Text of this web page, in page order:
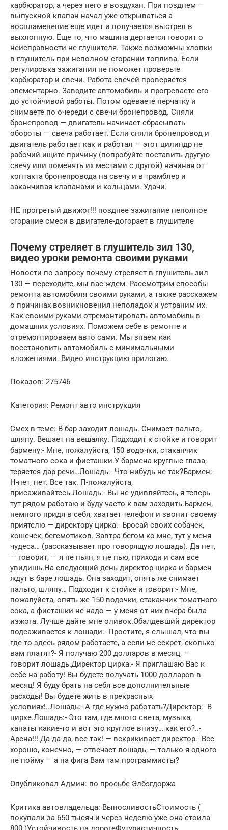
карбюратор, а через него в воздухан. При позднем —
выпускной клапан начал уже открываться а
воспламенение еще идет и получается выстрел в
выхлопную. Еще то, что машина дергается говорит о
неисправности не глушителя. Также возможны хлопки
в глушитель при неполном сгорании топлива. Если
регулировка зажигания не поможет проверьте
карбюратор и свечи. Работа свечей проверяется
элементарно. Заводите автомобиль и прогреваете его
до устойчивой работы. Потом одеваете перчатку и
снимаете по очереди с свечи бронепровод. Сняли
бронепровод — двигатель начинает сбрасывать
обороты — свеча работает. Если сняли бронепровод и
двигатель работает как и работал — этот цилиндр не
рабочий ищите причину (попробуйте поставить другую
свечу или поменять их местами с другой) начиная от
контакта бронепровода на свечу и в трамблер и
заканчивая клапанами и кольцами. Удачи.
НЕ прогретый движог!!! позднее зажигание неполное
сгорание смеси в двигателе-догорает в глушителе
Почему стреляет в глушитель зил 130,
видео уроки ремонта своими руками
Новости по запросу почему стреляет в глушитель зил
130 — переходите, мы вас ждем. Рассмотрим способы
ремонта автомобиля своими руками, а также расскажем
о причинах возникновения неполадок и устраним их.
Как своими руками отремонтировать автомобиль в
домашних условиях. Поможем себе в ремонте и
отремонтироваем авто сами. Мы знаем как
восстановить автомобиль с минимальными
вложениями. Видео инструкцию прилогаю.
Показов: 275746
Категория: Ремонт авто инструкция
Смех в теме: В бар заходит лошадь. Снимает пальто,
шляпу. Вешает на вешалку. Подходит к стойке и говорит
бармену:- Мне, пожалуйста, 150 водочки, стаканчик
томатного сока и фисташки.У бармена круглые глаза,
теряется дар речи…Лошадь:- Что нибудь не так?Бармен:-
Н-нет, нет. Все так. П-пожалуйста,
присаживайтесь.Лошадь:- Вы не удивляйтесь, я теперь
тут рядом работаю и буду часто к вам заходить.Бармен,
немного придя в себя, хватает телефон и звонит своему
приятелю — директору цирка:- Бросай своих собачек,
кошечек, бегемотиков. Завтра бегом ко мне, тут у меня
чудеса… (рассказывает про говорящую лошадь). Да нет,
— говорит, — я не пьян, я не пью, приходи и сам все
увидишь.На следующий день директор цирка и бармен
ждут в баре лошадь. Она заходит, опять же снимает
пальто, шляпу… Подходит к стойке и говорит:- Мне,
пожалуйста, опять же 150 водочки, стаканчик томатного
сока, а фисташки не надо — у меня от них вчера была
изжога. Лучше дайте мне оливок.Обалдевший директор
подсаживается к лошади:- Простите, я слышал, что вы
где-то здесь рядом работаете, а если не секрет, сколько
вам платят?- Я получаю 200 долларов в месяц, —
говорит лошадь.Директор цирка:- Я приглашаю Вас к
себе на работу! Вы будете получать 1000 долларов в
месяц! Я буду брать на себя все дополнительные
расходы! Вы будете жить в прекрасных
условиях!..Лошадь:- А где нужно работать?Директор:- В
цирке.Лошадь:- Это там, где много света, музыка,
канаты какие-то и вот это круглое внизу… как его?..-
Арена!!! Да-да-да, все так! — вскрикивает директор.- Все
хорошо, конечно, — отвечает лошадь, — только я одного
не пойму — а на фига Вам там программисты?
Опубликовал Админ: по просьбе Элбэгдоржа
Критика автовладельца: ВыносливостьСтоимость (
покупали за 650 тысяч и через неделю уже она стоила